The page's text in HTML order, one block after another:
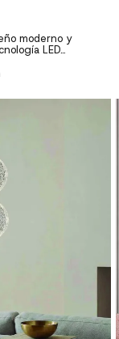
moderno y
LED
✓ Fácil
y herrajes